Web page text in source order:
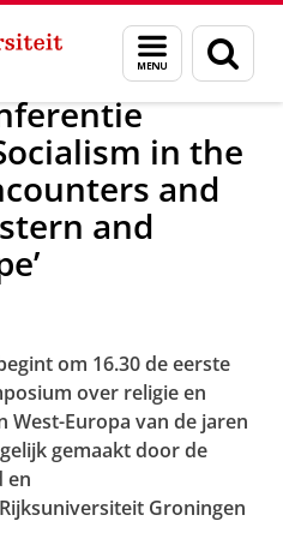
Menu
en
zoeken
Nieuwsarchief
in the
and
and
om 16.30 de eerste
over religie en
West-Europa van de jaren
gemaakt door de
en
Groningen